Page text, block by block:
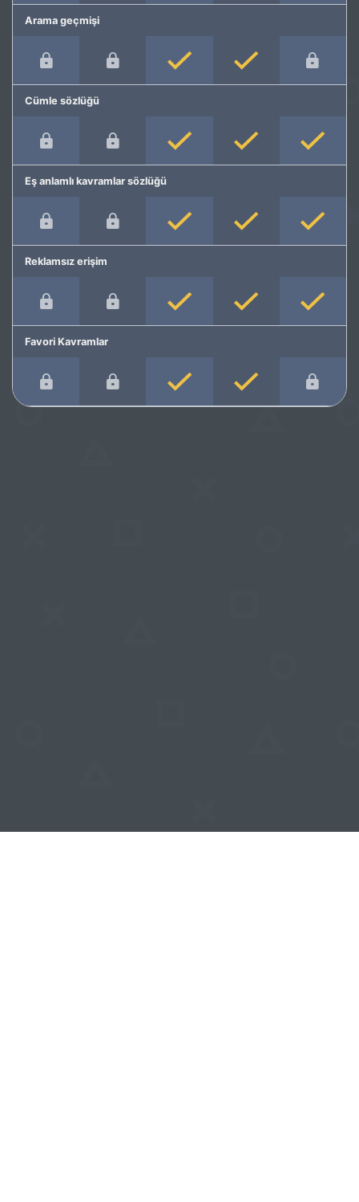
Arama geçmişi
Cümle sözlüğü
Eş anlamlı kavramlar sözlüğü
Reklamsız erişim
Favori Kavramlar